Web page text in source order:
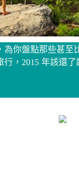
你盤點那些甚至
，2015 年該還